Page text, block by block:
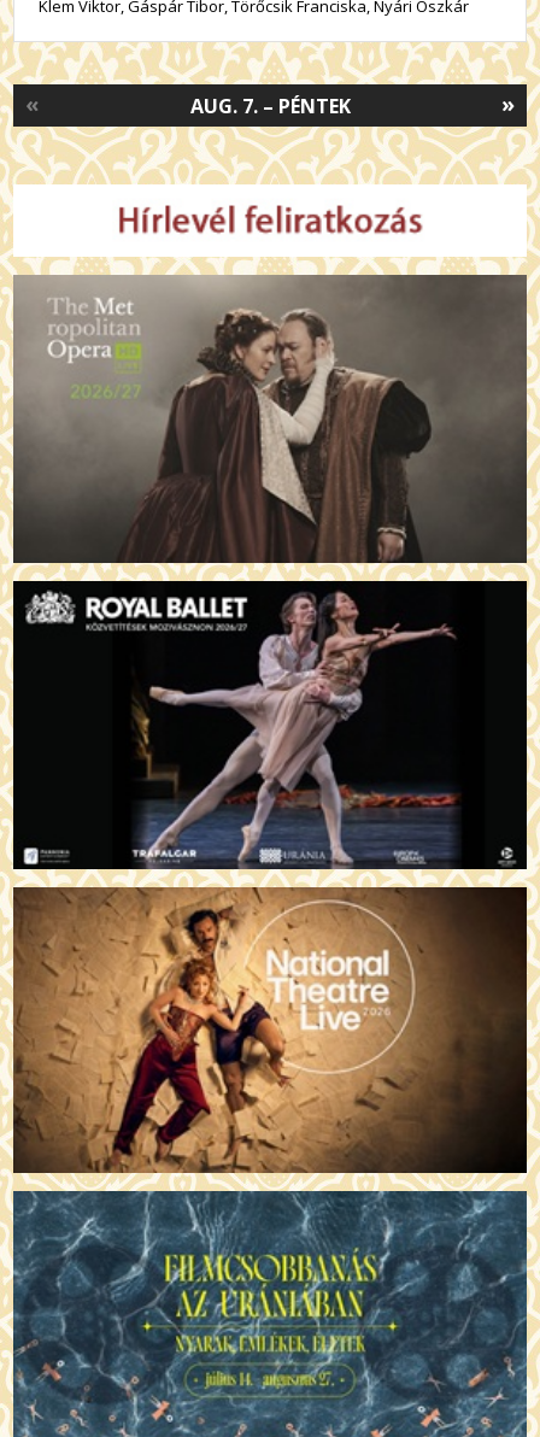
Klem Viktor, Gáspár Tibor, Törőcsik Franciska, Nyári Oszkár
»
AUG. 7. – PÉNTEK
«